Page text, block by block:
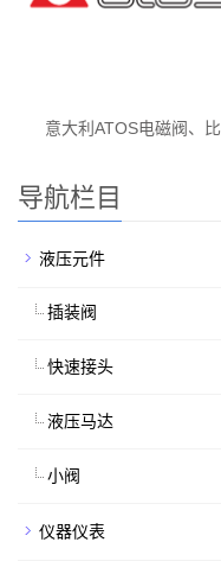
意大利ATOS电磁阀、比
导航栏目
液压元件
插装阀
快速接头
液压马达
小阀
仪器仪表